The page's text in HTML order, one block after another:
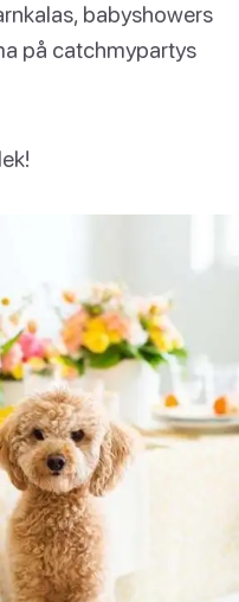
babyshowers
på catchmypartys